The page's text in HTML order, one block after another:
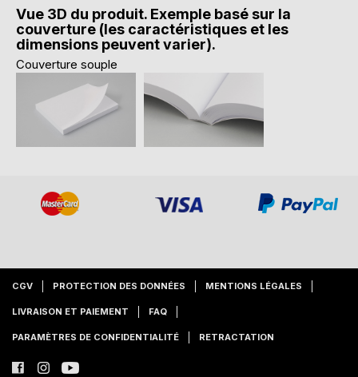
Vue 3D du produit. Exemple basé sur la
couverture (les caractéristiques et les
dimensions peuvent varier).
Couverture souple
CGV PROTECTION DES DONNÉES MENTIONS LÉGALES
LIVRAISON ET PAIEMENT FAQ
PARAMÈTRES DE CONFIDENTIALITÉ RETRACTATION